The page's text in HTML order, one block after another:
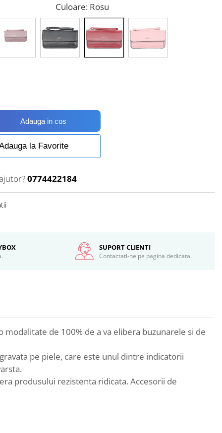
Culoare: Rosu
Adauga in cos
la Favorite
0774422184
SUPORT CLIENTI
Contactati-ne pe pagina dedicata.
de 100% de a va elibera buzunarele si de
pe piele, care este unul dintre indicatorii
produsului rezistenta ridicata. Accesorii de